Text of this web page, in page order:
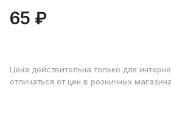
65 ₽
Цена действительна только для
отличаться от цен в розничных